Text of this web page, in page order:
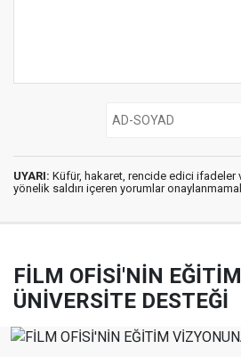
UYARI: Küfür, hakaret, rencide edici ifadeler
yönelik saldırı içeren yorumlar
FİLM OFİSİ'NİN
ÜNİVERSİTE DESTEĞİ